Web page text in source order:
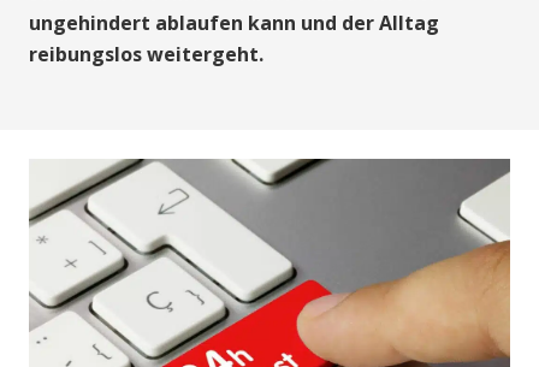
ungehindert ablaufen kann und der Alltag
reibungslos weitergeht.